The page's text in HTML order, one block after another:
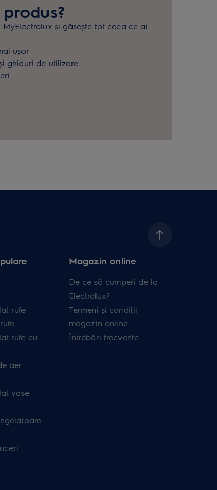
și găsește tot ceea ce ai
ușor
ghiduri de utilizare
rufe
rufe cu
aer
vase
Magazin online
De ce să cumperi de la
Electrolux?
Termeni și condiţii
magazin online
Întrebări frecvente